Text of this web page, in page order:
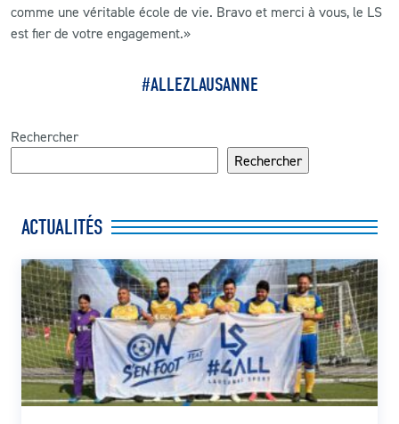
comme une véritable école de vie. Bravo et merci à vous, le LS
est fier de votre engagement.»
#ALLEZLAUSANNE
Rechercher
Rechercher
ACTUALITÉS